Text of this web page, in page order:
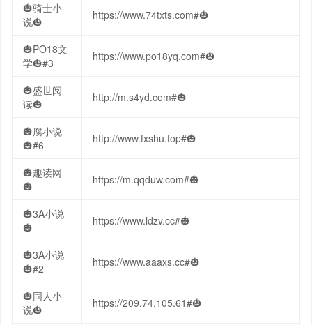
🎃骑士小
说🎃
https://www.74txts.com#🎃
🎃PO18文
学🎃#3
https://www.po18yq.com#🎃
🎃盛世阅
读🎃
http://m.s4yd.com#🎃
🎃腐小说
🎃#6
http://www.fxshu.top#🎃
🎃趣读网
🎃
https://m.qqduw.com#🎃
🎃3A小说
🎃
https://www.ldzv.cc#🎃
🎃3A小说
🎃#2
https://www.aaaxs.cc#🎃
🎃同人小
说🎃
https://209.74.105.61#🎃